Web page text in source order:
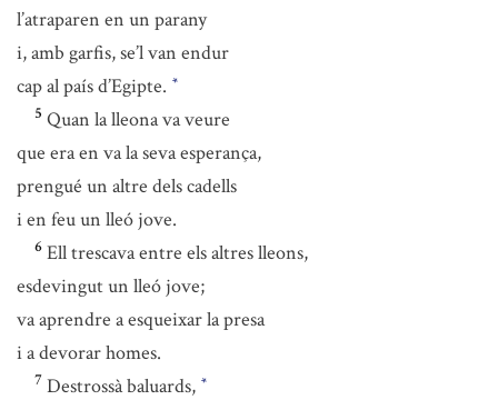
l’atraparen en un parany
i, amb garfis, se’l van endur
cap al país d’Egipte. *
5 Quan la lleona va veure
que era en va la seva esperança,
prengué un altre dels cadells
i en feu un lleó jove.
6 Ell trescava entre els altres lleons,
esdevingut un lleó jove;
va aprendre a esqueixar la presa
i a devorar homes.
7 Destrossà baluards, *